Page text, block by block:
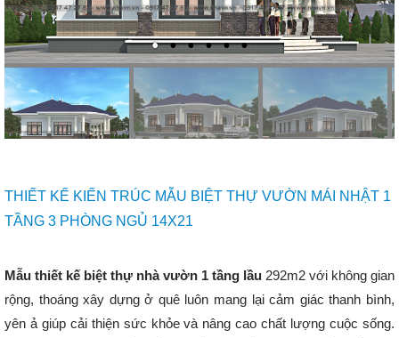
THIẾT KẾ KIẾN TRÚC MẪU BIỆT THỰ VƯỜN MÁI NHẬT 1
TẦNG 3 PHÒNG NGỦ 14X21
Mẫu thiết kế biệt thự nhà vườn 1 tầng lầu 292m2 với không gian
rộng, thoáng xây dựng ở quê luôn mang lại cảm giác thanh bình,
yên ả giúp cải thiện sức khỏe và nâng cao chất lượng cuộc sống.